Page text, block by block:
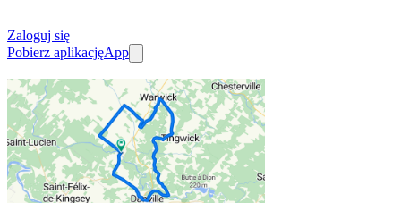
Zaloguj się
Pobierz aplikacjęApp